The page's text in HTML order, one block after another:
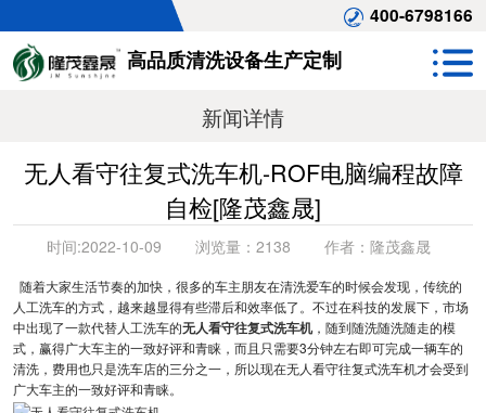
400-6798166
高品质清洗设备生产定制
新闻详情
无人看守往复式洗车机-ROF电脑编程故障
自检[隆茂鑫晟]
时间:2022-10-09 浏览量： 2138 作者： 隆茂鑫晟
随着大家生活节奏的加快，很多的车主朋友在清洗爱车的时候会发现，传统的
人工洗车的方式，越来越显得有些滞后和效率低了。不过在科技的发展下，市场
中出现了一款代替人工洗车的无人看守往复式洗车机，随到随洗随洗随走的模
式，赢得广大车主的一致好评和青睐，而且只需要3分钟左右即可完成一辆车的
清洗，费用也只是洗车店的三分之一，所以现在无人看守往复式洗车机才会受到
广大车主的一致好评和青睐。